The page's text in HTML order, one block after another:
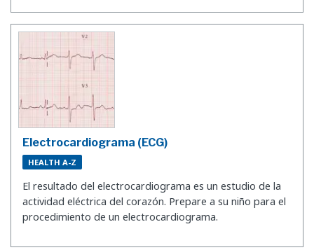
Electrocardiograma (ECG)
HEALTH A-Z
El resultado del electrocardiograma es un estudio de la
actividad eléctrica del corazón. Prepare a su niño para el
procedimiento de un electrocardiograma.